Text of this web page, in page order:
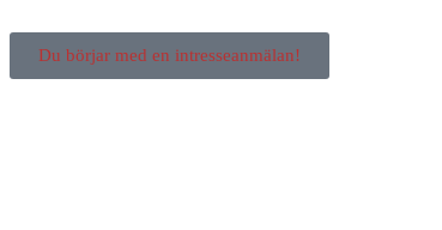
Du börjar med en intresseanmälan!